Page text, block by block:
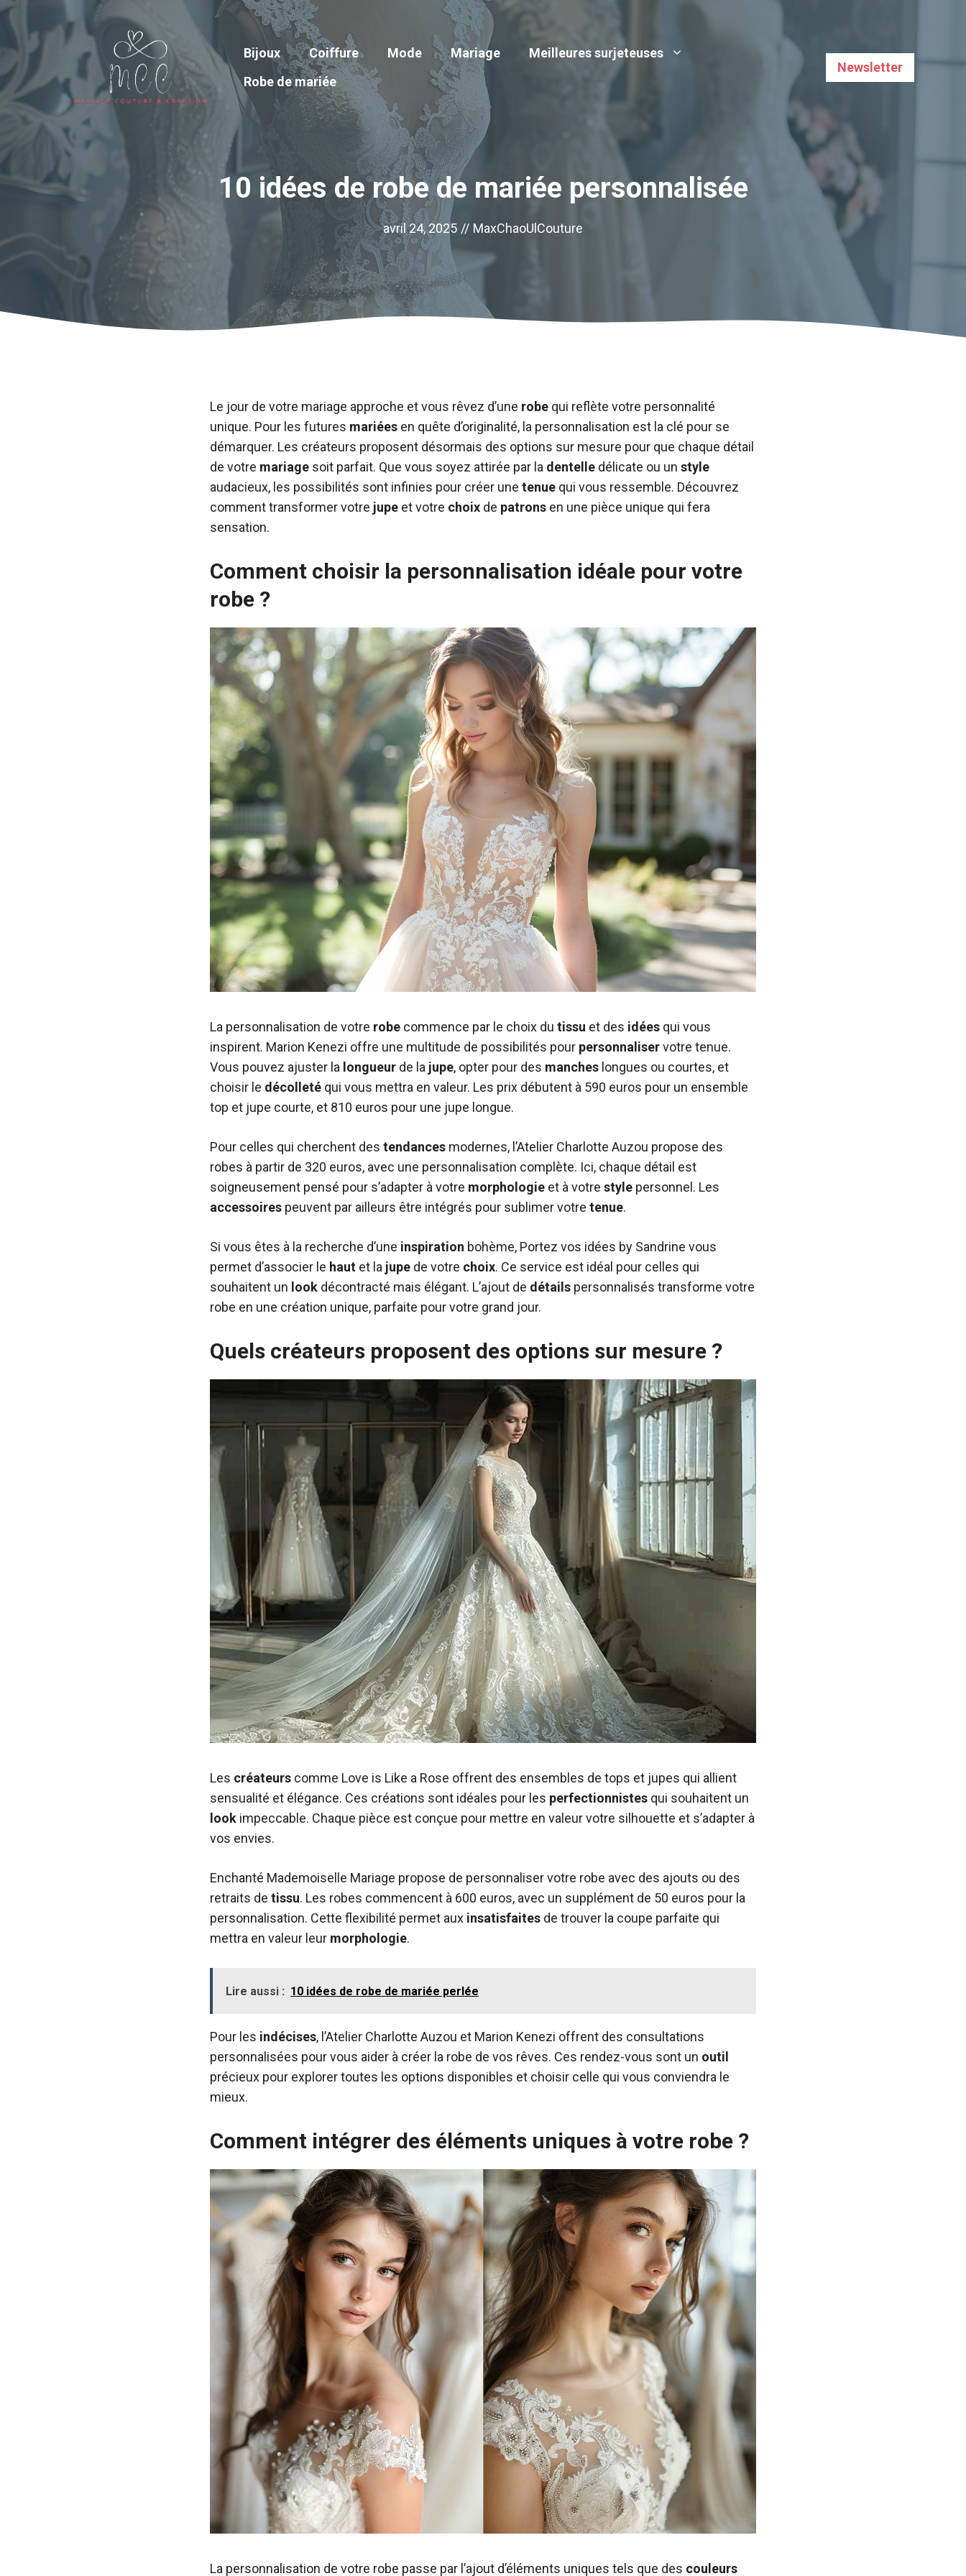
Aller
au
contenu
Bijoux Coiffure Mode Mariage
Meilleures surjeteuses
Robe de mariée
Newsletter
10 idées de robe de mariée personnalisée
avril 24, 2025 // MaxChaoUlCouture
Le jour de votre mariage approche et vous rêvez d’une robe qui reflète votre personnalité
unique. Pour les futures mariées en quête d’originalité, la personnalisation est la clé pour se
démarquer. Les créateurs proposent désormais des options sur mesure pour que chaque détail
de votre mariage soit parfait. Que vous soyez attirée par la dentelle délicate ou un style
audacieux, les possibilités sont infinies pour créer une tenue qui vous ressemble. Découvrez
comment transformer votre jupe et votre choix de patrons en une pièce unique qui fera
sensation.
Comment choisir la personnalisation idéale pour votre
robe ?
La personnalisation de votre robe commence par le choix du tissu et des idées qui vous
inspirent. Marion Kenezi offre une multitude de possibilités pour personnaliservotre tenue.
Vous pouvez ajuster la longueur de la jupe, opter pour des manches longues ou courtes, et
choisir le décolleté qui vous mettra en valeur. Les prix débutent à 590 euros pour un ensemble
top et jupe courte, et 810 euros pour une jupe longue.
Pour celles qui cherchent des tendances modernes, l’Atelier Charlotte Auzou propose des
robes à partir de 320 euros, avec une personnalisation complète. Ici, chaque détail est
soigneusement pensé pour s’adapter à votre morphologie et à votre style personnel. Les
accessoires peuvent par ailleurs être intégrés pour sublimer votre tenue.
Si vous êtes à la recherche d’une inspiration bohème, Portez vos idées by Sandrine vous
permet d’associer le haut et la jupe de votre choix. Ce service est idéal pour celles qui
souhaitent un look décontracté mais élégant. L’ajout de détails personnalisés transforme votre
robe en une création unique, parfaite pour votre grand jour.
Quels créateurs proposent des options sur mesure ?
Les créateurs comme Love is Like a Rose offrent des ensembles de tops et jupes qui allient
sensualité et élégance. Ces créations sont idéales pour les perfectionnistes qui souhaitent un
look impeccable. Chaque pièce est conçue pour mettre en valeur votre silhouette et s’adapter à
vos envies.
Enchanté Mademoiselle Mariage propose de personnaliser votre robe avec des ajouts ou des
retraits de tissu. Les robes commencent à 600 euros, avec un supplément de 50 euros pour la
personnalisation. Cette flexibilité permet aux insatisfaites de trouver la coupe parfaite qui
mettra en valeur leur morphologie.
Lire aussi : 10 idées de robe de mariée perlée
Pour les indécises, l’Atelier Charlotte Auzou et Marion Kenezi offrent des consultations
personnalisées pour vous aider à créer la robe de vos rêves. Ces rendez-vous sont un outil
précieux pour explorer toutes les options disponibles et choisir celle qui vous conviendra le
mieux.
Comment intégrer des éléments uniques à votre robe ?
La personnalisation de votre robe passe par l’ajout d’éléments uniques tels que des couleurs